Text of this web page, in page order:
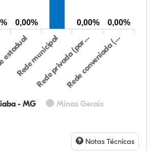
- MG
Minas Gerais
Rede municipal
Rede privada (par…Rede conveniada (…
0,00% 0,00% 0,00%
Notas Técnicas